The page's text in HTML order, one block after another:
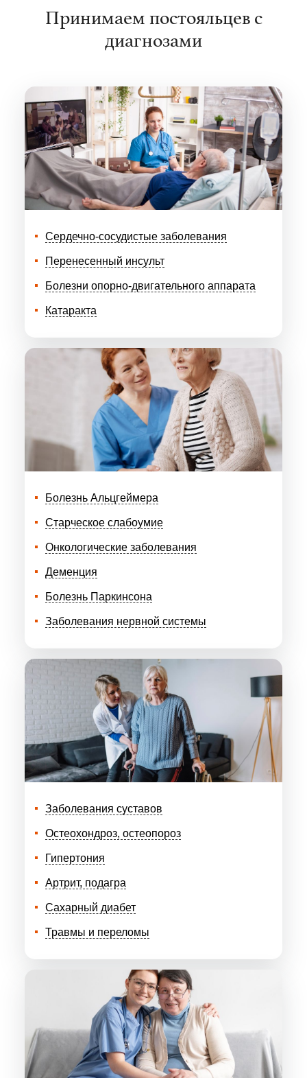
Принимаем постояльцев с
диагнозами
Сердечно-сосудистые заболевания
Перенесенный инсульт
Болезни опорно-двигательного аппарата
Катаракта
Болезнь Альцгеймера
Старческое слабоумие
Онкологические заболевания
Деменция
Болезнь Паркинсона
Заболевания нервной системы
Заболевания суставов
Остеохондроз, остеопороз
Гипертония
Артрит, подагра
Сахарный диабет
Травмы и переломы